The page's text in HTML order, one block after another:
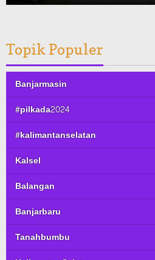
Topik Populer
Banjarmasin
#pilkada2024
#kalimantanselatan
Kalsel
Balangan
Banjarbaru
Tanahbumbu